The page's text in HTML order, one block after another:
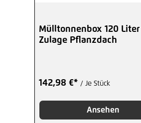
Mülltonnenbox 120 Liter
Zulage Pflanzdach
142,98 €* / Je Stück
Ansehen